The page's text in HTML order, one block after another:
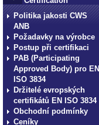
Politika jakosti CWS
ANB
Požadavky na výrobce
Postup při certifikaci
PAB (Participating
Approved Body) pro EN
ISO 3834
Držitelé evropských
certifikátů EN ISO 3834
Obchodní podmínky
Ceníky